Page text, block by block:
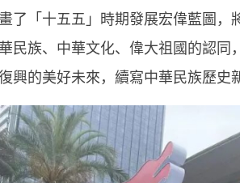
了「十五五」時期發展宏偉藍圖
民族、中華文化、偉大祖國的認
興的美好未來，續寫中華民族歷史